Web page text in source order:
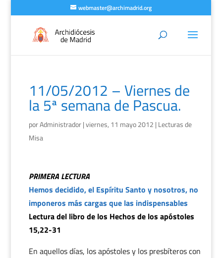
webmaster@archimadrid.org
11/05/2012 – Viernes de
la 5ª semana de Pascua.
porAdministrador|viernes, 11 mayo 2012 | Lecturas de
Misa
PRIMERA LECTURA
Hemos decidido, el Espíritu Santo y nosotros, no
imponeros más cargas que las indispensables
Lectura del libro de los Hechos de los apóstoles
15,22-31
En aquellos días, los apóstoles y los presbíteros con